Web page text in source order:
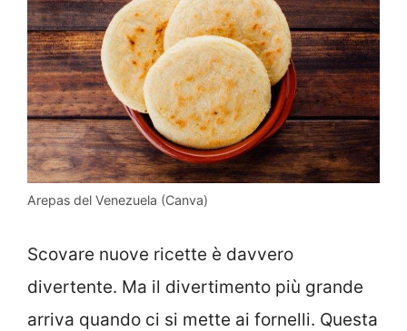
Arepas del Venezuela (Canva)
Scovare nuove ricette è davvero
divertente. Ma il divertimento più grande
arriva quando ci si mette ai fornelli. Questa